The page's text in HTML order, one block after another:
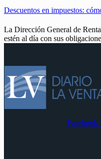
Descuentos en impuestos:
La Dirección General de
estén al día con sus
Facebook